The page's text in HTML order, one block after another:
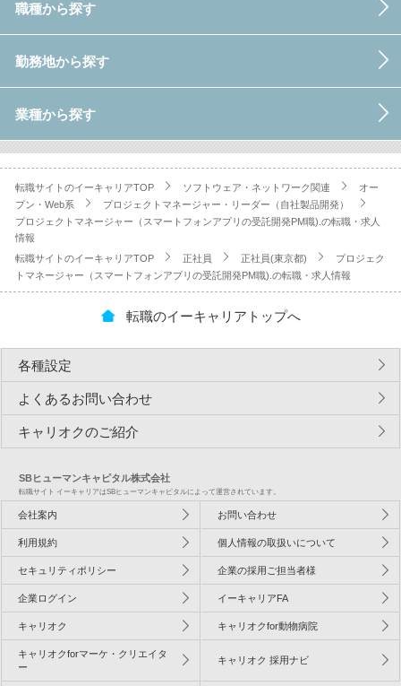
職種から探す
勤務地から探す
業種から探す
転職サイトのイーキャリアTOP ソフトウェア・ネットワーク関連
オー
プン・Web系
プロジェクトマネージャー・リーダー（自社製品開発）
プロジェクトマネージャー（スマートフォンアプリの受託開発PM職).の転職・求人
情報
転職サイトのイーキャリアTOP
正社員 正社員(東京都)
プロジェク
トマネージャー（スマートフォンアプリの受託開発PM職).の転職・求人情報
転職のイーキャリアトップへ
各種設定
よくあるお問い合わせ
キャリオクのご紹介
SBヒューマンキャピタル株式会社
転職サイト イーキャリアはSBヒューマンキャピタルによって運営されています。
会社案内 お問い合わせ
利用規約 個人情報の取扱いについて
セキュリティポリシー 企業の採用ご担当者様
企業ログイン イーキャリアFA
キャリオク キャリオクfor動物病院
キャリオクforマーケ・クリエイタ
ー
キャリオク 採用ナビ